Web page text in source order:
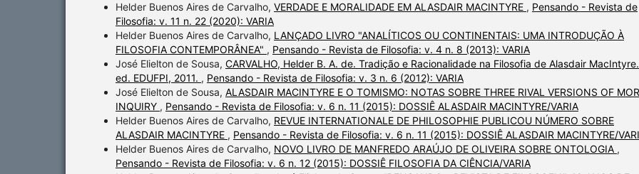
Helder Buenos Aires de Carvalho, VERDADE E MORALIDADE EM ALASDAIR MACINTYRE , Pensando - Revista de
Filosofia: v. 11 n. 22 (2020): VARIA
Helder Buenos Aires de Carvalho, LANÇADO LIVRO "ANALÍTICOS OU CONTINENTAIS: UMA INTRODUÇÃO À
FILOSOFIA CONTEMPORÂNEA" , Pensando - Revista de Filosofia: v. 4 n. 8 (2013): VARIA
José Elielton de Sousa, CARVALHO, Helder B. A. de. Tradição e Racionalidade na Filosofia de Alasdair
ed. EDUFPI, 2011. , Pensando - Revista de Filosofia: v. 3 n. 6 (2012): VARIA
José Elielton de Sousa, ALASDAIR MACINTYRE E O TOMISMO: NOTAS SOBRE THREE RIVAL VERSIONS OF
INQUIRY , Pensando - Revista de Filosofia: v. 6 n. 11 (2015): DOSSIÊ ALASDAIR MACINTYRE/VARIA
Helder Buenos Aires de Carvalho, REVUE INTERNATIONALE DE PHILOSOPHIE PUBLICOU NÚMERO SOBRE
ALASDAIR MACINTYRE , Pensando - Revista de Filosofia: v. 6 n. 11 (2015): DOSSIÊ ALASDAIR MACINTYRE/
Helder Buenos Aires de Carvalho, NOVO LIVRO DE MANFREDO ARAÚJO DE OLIVEIRA SOBRE ONTOLOGIA ,
Pensando - Revista de Filosofia: v. 6 n. 12 (2015): DOSSIÊ FILOSOFIA DA CIÊNCIA/VARIA